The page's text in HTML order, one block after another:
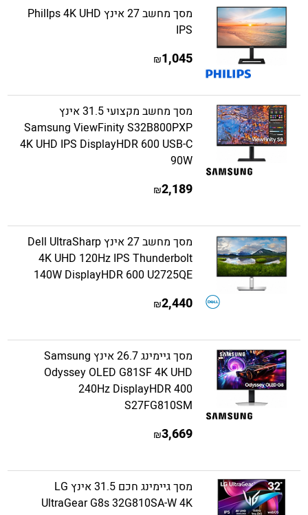
מסך מחשב 27 אינץ PhilIps 4K UHD
IPS
1,045
₪
מסך מחשב מקצועי 31.5 אינץ
Samsung ViewFinity S32B800PXP
4K UHD IPS DisplayHDR 600 USB-C
90W
2,189
₪
מסך מחשב 27 אינץ Dell UltraSharp
4K UHD 120Hz IPS Thunderbolt
140W DisplayHDR 600 U2725QE
2,440
₪
מסך גיימינג 26.7 אינץ Samsung
Odyssey OLED G81SF 4K UHD
240Hz DisplayHDR 400
S27FG810SM
3,669
₪
מסך גיימינג חכם 31.5 אינץ LG
UltraGear G8s 32G810SA-W 4K